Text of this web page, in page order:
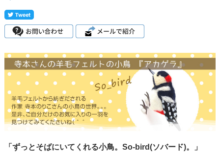
「ずっとそばにいてくれる小鳥。So-bird(ソバード)。」